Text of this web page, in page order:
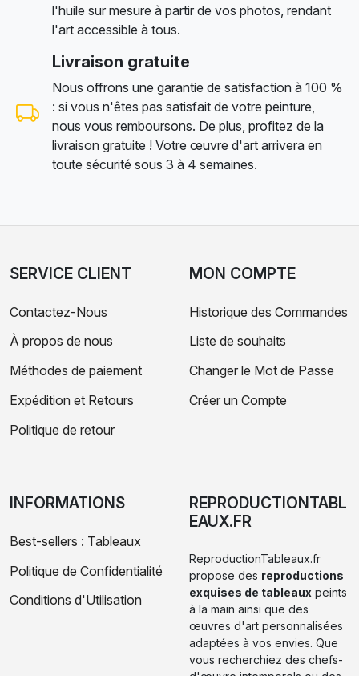
l'huile sur mesure à partir de vos photos, rendant
l'art accessible à tous.
Livraison gratuite
Nous offrons une garantie de satisfaction à 100 %
: si vous n'êtes pas satisfait de votre peinture,
nous vous remboursons. De plus, profitez de la
livraison gratuite ! Votre œuvre d'art arrivera en
toute sécurité sous 3 à 4 semaines.
SERVICE CLIENT
Contactez-Nous
À propos de nous
Méthodes de paiement
Expédition et Retours
Politique de retour
MON COMPTE
Historique des Commandes
Liste de souhaits
Changer le Mot de Passe
Créer un Compte
INFORMATIONS
Best-sellers : Tableaux
Politique de Confidentialité
Conditions d'Utilisation
REPRODUCTIONTABL
EAUX.FR
ReproductionTableaux.fr
propose des reproductions
exquises de tableaux peints
à la main ainsi que des
œuvres d'art personnalisées
adaptées à vos envies. Que
vous recherchiez des chefs-